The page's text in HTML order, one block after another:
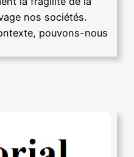
nos sociétés.
pouvons-nous